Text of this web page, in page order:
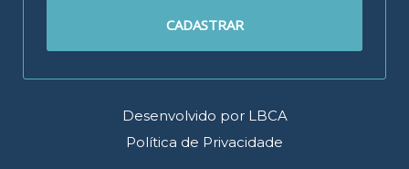
CADASTRAR
Desenvolvido por LBCA
Política de Privacidade